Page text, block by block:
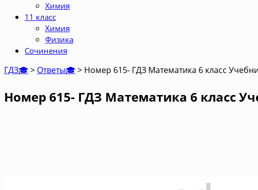
Химия
11 класс
Химия
Физика
Сочинения
ГДЗ🎓> Ответы🎓> Номер 615- ГДЗ Математика 6 класс
Номер 615- ГДЗ Математика 6 класс